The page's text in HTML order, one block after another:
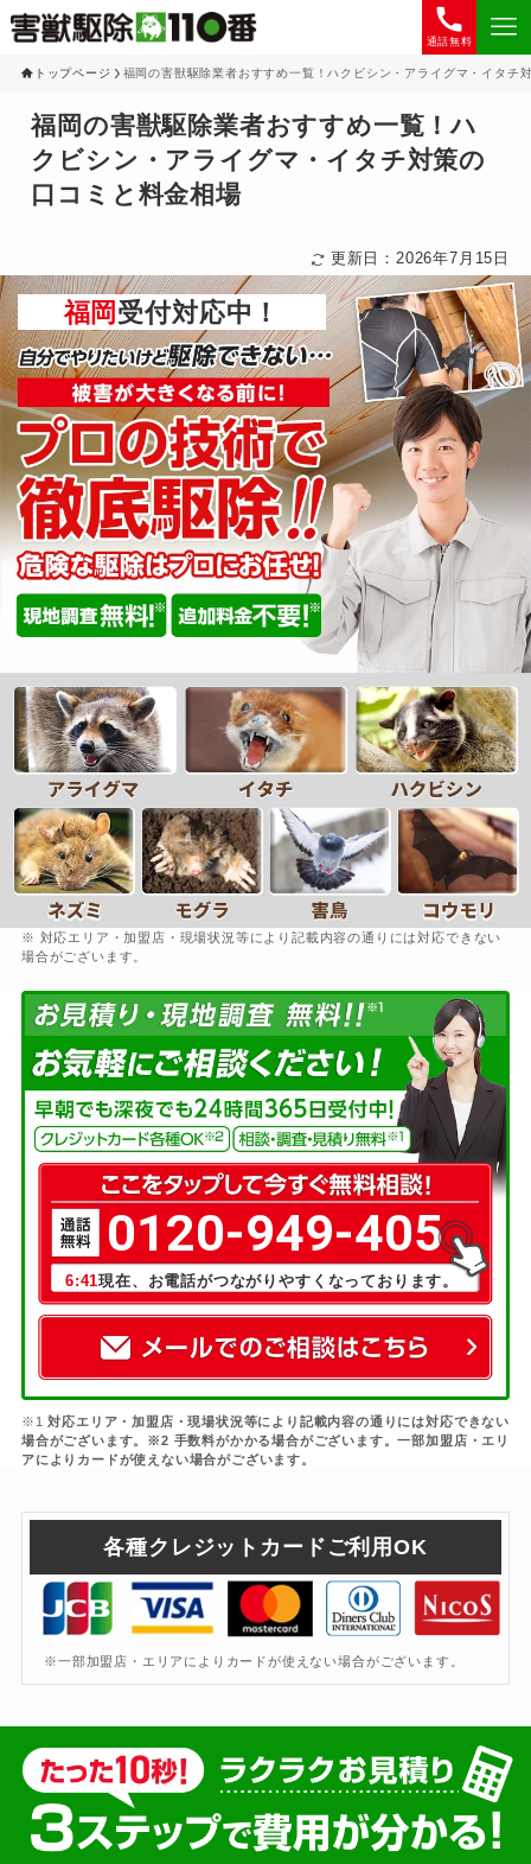
通話無料
トップページ 福岡の害獣駆除業者おすすめ一覧！ハクビシン・アライグマ・イタチ
福岡の害獣駆除業者おすすめ一覧！ハ
クビシン・アライグマ・イタチ対策の
口コミと料金相場
更新日：2026年7月15日
福岡 受付対応中！
※ 対応エリア・加盟店・現場状況等により記載内容の通りには対応できない
場合がございます。
0120-949-405
※1対応エリア・加盟店・現場状況等により記載内容の通りには対応できない
場合がございます。※2 手数料がかかる場合がございます。一部加盟店・エリ
アによりカードが使えない場合がございます。
6:41現在、お電話がつながりやすくなっております。
各種クレジットカードご利用OK
※一部加盟店・エリアによりカードが使えない場合がございます。